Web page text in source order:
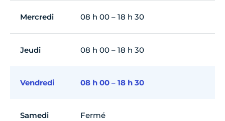
Mercredi 08 h 00 – 18 h 30
Jeudi 08 h 00 – 18 h 30
Vendredi 08 h 00 – 18 h 30
Samedi Fermé